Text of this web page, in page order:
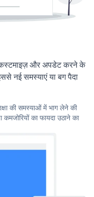
और अपडेट करने के
नई समस्याएं या बग पैदा
की समस्याओं में भाग लेने की
का फायदा उठाने का